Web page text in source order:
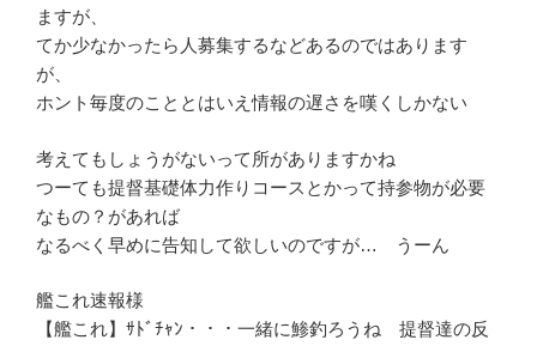
ますが、
てか少なかったら人募集するなどあるのではあります
が、
ホント毎度のこととはいえ情報の遅さを嘆くしかない
考えてもしょうがないって所がありますかね
つーても提督基礎体力作りコースとかって持参物が必要
なもの？があれば
なるべく早めに告知して欲しいのですが… うーん
艦これ速報様
【艦これ】ｻﾄﾞﾁｬﾝ・・・一緒に鯵釣ろうね 提督達の反